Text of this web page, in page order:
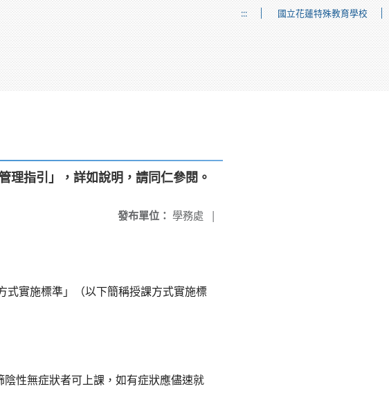
::: 國立花蓮特殊教育學校
理指引」，詳如說明，請同仁參閱。
發布單位： 學務處 |
式實施標準」（以下簡稱授課方式實施標
性無症狀者可上課，如有症狀應儘速就